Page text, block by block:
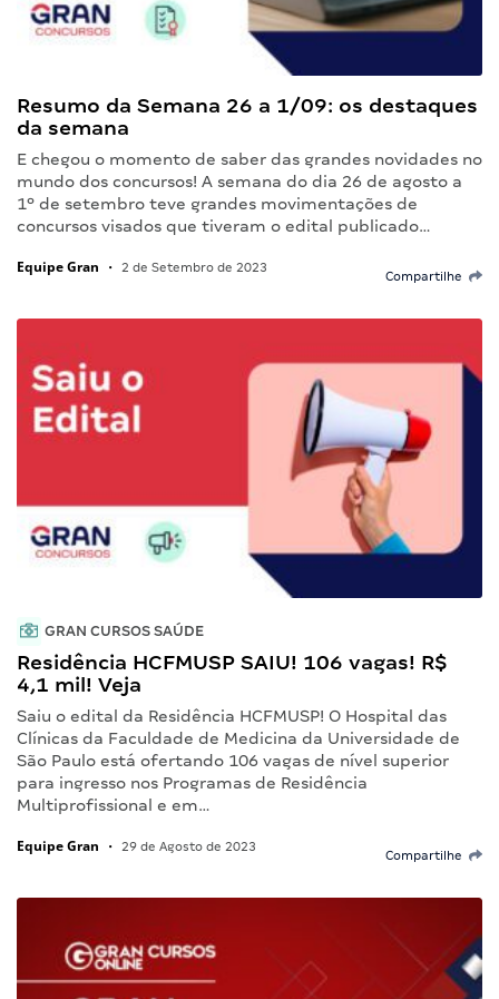
Resumo da Semana 26 a 1/09: os destaques
da semana
E chegou o momento de saber das grandes novidades no
mundo dos concursos! A semana do dia 26 de agosto a
1º de setembro teve grandes movimentações de
concursos visados que tiveram o edital publicado…
Equipe Gran • 2 de Setembro de 2023
Compartilhe
GRAN CURSOS SAÚDE
Residência HCFMUSP SAIU! 106 vagas! R$
4,1 mil! Veja
Saiu o edital da Residência HCFMUSP! O Hospital das
Clínicas da Faculdade de Medicina da Universidade de
São Paulo está ofertando 106 vagas de nível superior
para ingresso nos Programas de Residência
Multiprofissional e em…
Equipe Gran • 29 de Agosto de 2023
Compartilhe